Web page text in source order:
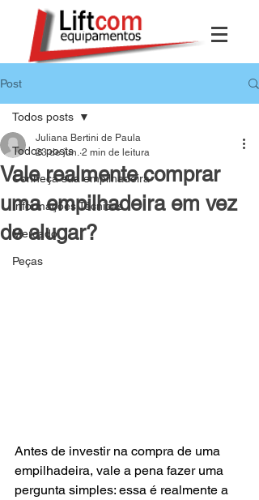
Post
Todos posts
Conheça sua empilhadeira
Informações Técnicas
Mercado
Peças
Todos posts
Vale realmente comprar
uma empilhadeira em vez
de alugar?
Juliana Bertini de Paula
23 de jun. 2 min de leitura
Antes de investir na compra de uma
empilhadeira, vale a pena fazer uma
pergunta simples: essa é realmente a